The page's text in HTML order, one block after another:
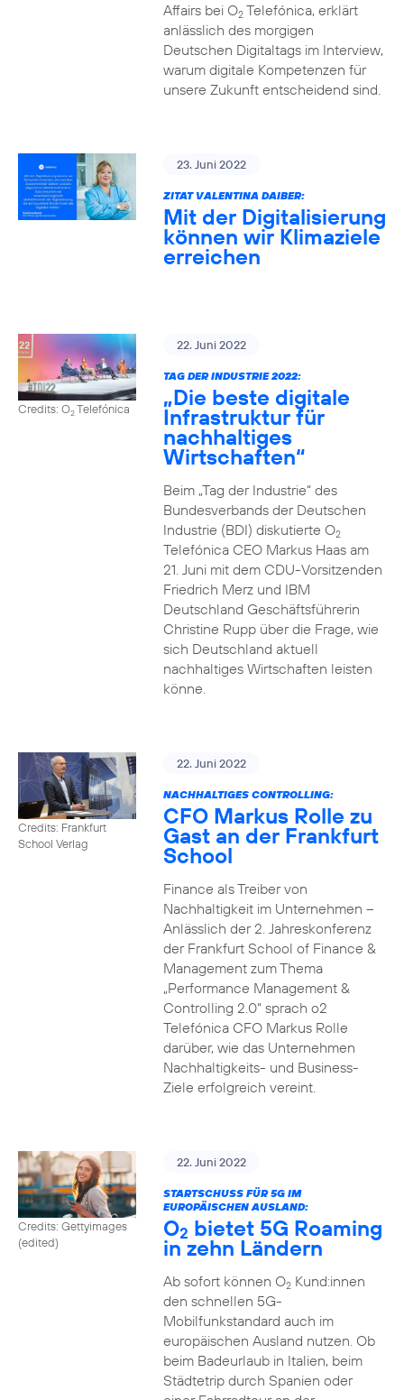
Affairs bei O2Telefónica, erklärt
anlässlich des morgigen
Deutschen Digitaltags im Interview,
warum digitale Kompetenzen für
unsere Zukunft entscheidend sind.
23. Juni 2022
ZITAT VALENTINA DAIBER:
Mit der Digitalisierung
können wir Klimaziele
erreichen
Credits: O2Telefónica
22. Juni 2022
TAG DER INDUSTRIE 2022:
„Die beste digitale
Infrastruktur für
nachhaltiges
Wirtschaften“
Beim „Tag der Industrie“ des
Bundesverbands der Deutschen
Industrie (BDI) diskutierte O2
Telefónica CEO Markus Haas am
21. Juni mit dem CDU-Vorsitzenden
Friedrich Merz und IBM
Deutschland Geschäftsführerin
Christine Rupp über die Frage, wie
sich Deutschland aktuell
nachhaltiges Wirtschaften leisten
könne.
Credits: Frankfurt
School Verlag
22. Juni 2022
NACHHALTIGES CONTROLLING:
CFO Markus Rolle zu
Gast an der Frankfurt
School
Finance als Treiber von
Nachhaltigkeit im Unternehmen –
Anlässlich der 2. Jahreskonferenz
der Frankfurt School of Finance &
Management zum Thema
„Performance Management &
Controlling 2.0“ sprach o2
Telefónica CFO Markus Rolle
darüber, wie das Unternehmen
Nachhaltigkeits- und Business-
Ziele erfolgreich vereint.
Credits: Gettyimages
(edited)
22. Juni 2022
STARTSCHUSS FÜR 5G IM
EUROPÄISCHEN AUSLAND:
O2 bietet 5G Roaming
in zehn Ländern
Ab sofort können O2Kund:innen
den schnellen 5G-
Mobilfunkstandard auch im
europäischen Ausland nutzen. Ob
beim Badeurlaub in Italien, beim
Städtetrip durch Spanien oder